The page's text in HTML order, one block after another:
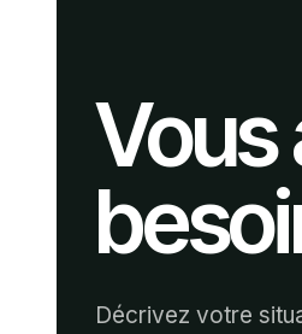
Vous
Décrivez votre